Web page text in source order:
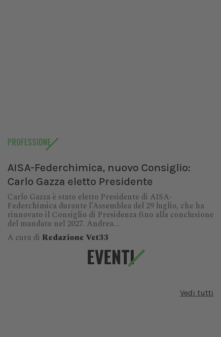
PROFESSIONE
AISA-Federchimica, nuovo Consiglio:
Carlo Gazza eletto Presidente
Carlo Gazza è stato eletto Presidente di AISA-
Federchimica durante l’Assemblea del 29 luglio, che ha
rinnovato il Consiglio di Presidenza fino alla conclusione
del mandato nel 2027. Andrea...
A cura di Redazione Vet33
EVENTI
Vedi tutti